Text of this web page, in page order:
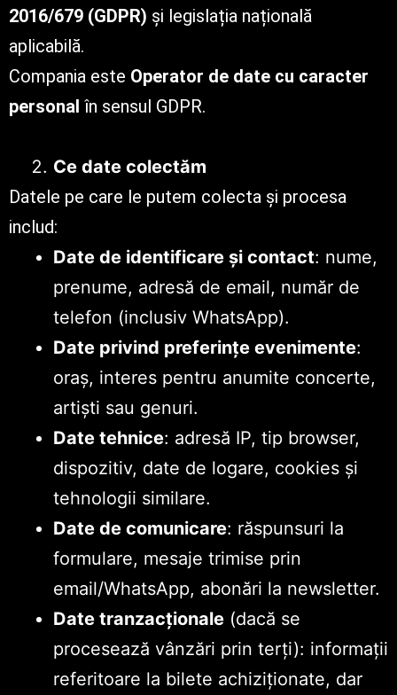
2016/679 (GDPR) și legislația națională
aplicabilă.
Compania este Operator de date cu caracter
personal în sensul GDPR.
Ce date colectăm
Datele pe care le putem colecta și procesa
includ:
Date de identificare și contact: nume,
prenume, adresă de email, număr de
telefon (inclusiv WhatsApp).
Date privind preferințe evenimente:
oraș, interes pentru anumite concerte,
artiști sau genuri.
Date tehnice: adresă IP, tip browser,
dispozitiv, date de logare, cookies și
tehnologii similare.
Date de comunicare: răspunsuri la
formulare, mesaje trimise prin
email/WhatsApp, abonări la newsletter.
Date tranzacționale (dacă se
procesează vânzări prin terți): informații
referitoare la bilete achiziționate, dar